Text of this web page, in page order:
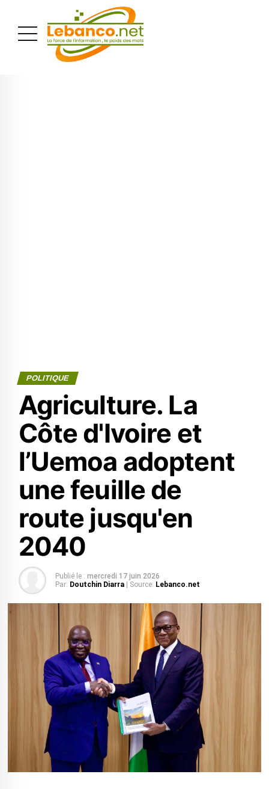
POLITIQUE
Agriculture. La
Côte d'Ivoire et
l’Uemoa adoptent
une feuille de
route jusqu'en
2040
Publié le : mercredi 17 juin 2026
Par: Doutchin Diarra | Source: Lebanco.net